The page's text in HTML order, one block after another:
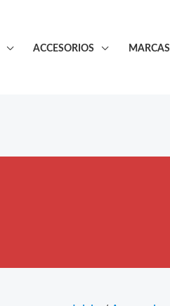
ACCESORIOS MARCAS